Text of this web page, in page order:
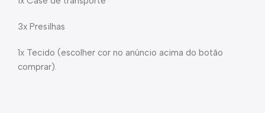
3x Presilhas
1x Tecido (escolher cor no anúncio acima do botão
comprar).